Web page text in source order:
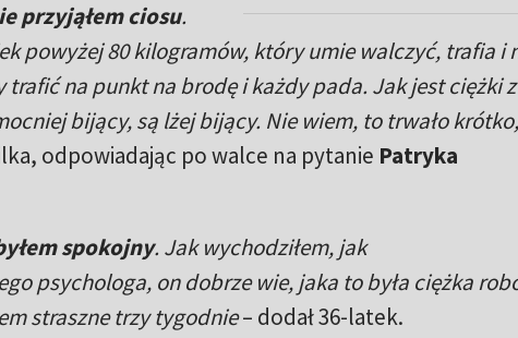
przyjąłem ciosu.
powyżej 80 kilogramów, który umie walczyć, trafia i
trafić na punkt na brodę i każdy pada. Jak jest ciężki z
bijący, są lżej bijący. Nie wiem, to trwało
odpowiadając po walce na pytanie Patryka
spokojny. Jak wychodziłem, jak
psychologa, on dobrze wie, jaka to była ciężka
straszne trzy tygodnie– dodał 36-latek.